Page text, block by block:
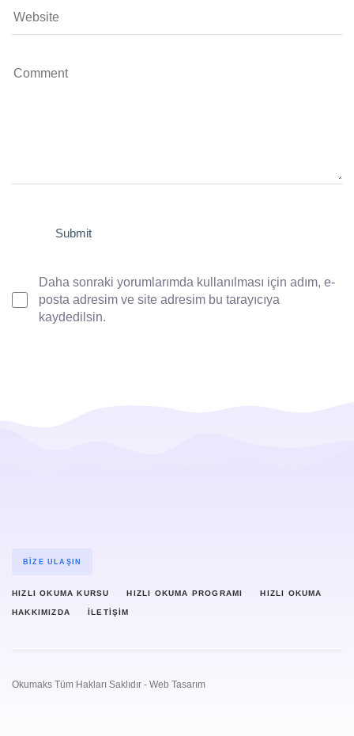
Daha sonraki yorumlarımda kullanılması için adım, e-
posta adresim ve site adresim bu tarayıcıya
kaydedilsin.
BIZE ULAŞIN
HIZLI OKUMA KURSU HIZLI OKUMA PROGRAMI HIZLI OKUMA
HAKKIMIZDA İLETIŞIM
Okumaks Tüm Hakları Saklıdır - Web Tasarım